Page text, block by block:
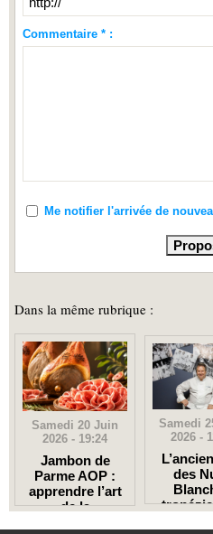
Commentaire * :
Me notifier l'arrivée de
Dans la même rubrique :
Samedi 20 Juin
2026 - 19:24
Jambon de
Parme AOP :
apprendre l’art
de la
Samedi
2026 -
des